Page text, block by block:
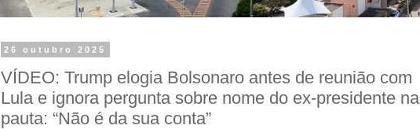
26 outubro 2025
VÍDEO: Trump elogia Bolsonaro antes de reunião com
Lula e ignora pergunta sobre nome do ex-presidente na
pauta: “Não é da sua conta”